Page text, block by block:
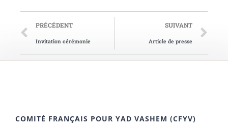
PRÉCÉDENT
Invitation cérémonie
SUIVANT
Article de presse
COMITÉ FRANÇAIS POUR YAD VASHEM (CFYV)